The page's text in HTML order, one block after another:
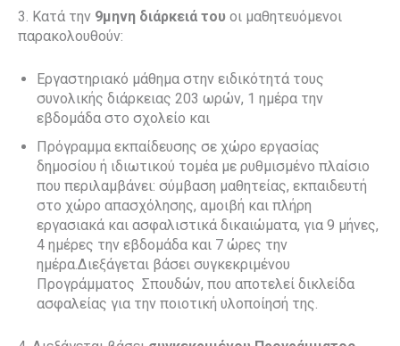
3. Κατά την 9μηνη διάρκειά του οι μαθητευόμενοι
παρακολουθούν:
Εργαστηριακό μάθημα στην ειδικότητά τους
συνολικής διάρκειας 203 ωρών, 1 ημέρα την
εβδομάδα στο σχολείο και
Πρόγραμμα εκπαίδευσης σε χώρο εργασίας
δημοσίου ή ιδιωτικού τομέα με ρυθμισμένο πλαίσιο
που περιλαμβάνει: σύμβαση μαθητείας, εκπαιδευτή
στο χώρο απασχόλησης, αμοιβή και πλήρη
εργασιακά και ασφαλιστικά δικαιώματα, για 9 μήνες,
4 ημέρες την εβδομάδα και 7 ώρες την
ημέρα.Διεξάγεται βάσει συγκεκριμένου
Προγράμματος Σπουδών, που αποτελεί δικλείδα
ασφαλείας για την ποιοτική υλοποίησή της.